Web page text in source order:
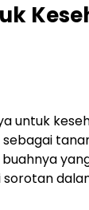
untuk
sebagai
sorotan